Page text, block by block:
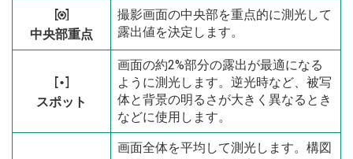
p
中央部重点
撮影画面の中央部を重点的に測光して
露出値を決定します。
v
スポット
画面の約2%部分の露出が最適になる
ように測光します。逆光時など、被写
体と背景の明るさが大きく異なるとき
などに使用します。
画面全体を平均して測光します。構図